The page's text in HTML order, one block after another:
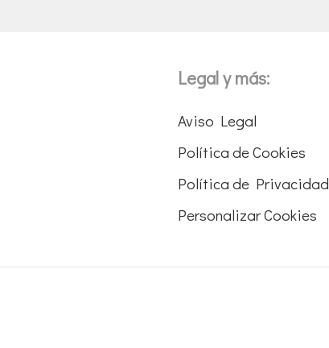
Legal y más:
Aviso Legal
Política de Cookies
Política de Privacidad
Personalizar Cookies